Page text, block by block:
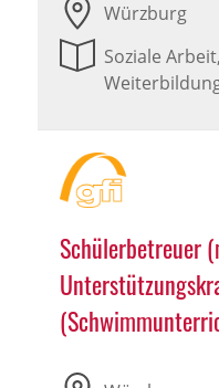
Würzburg
Soziale
Schülerbetreuer